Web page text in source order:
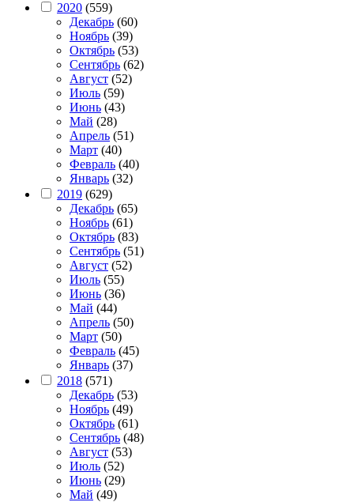
2020 (559)
Декабрь (60)
Ноябрь (39)
Октябрь (53)
Сентябрь (62)
Август (52)
Июль (59)
Июнь (43)
Май (28)
Апрель (51)
Март (40)
Февраль (40)
Январь (32)
2019 (629)
Декабрь (65)
Ноябрь (61)
Октябрь (83)
Сентябрь (51)
Август (52)
Июль (55)
Июнь (36)
Май (44)
Апрель (50)
Март (50)
Февраль (45)
Январь (37)
2018 (571)
Декабрь (53)
Ноябрь (49)
Октябрь (61)
Сентябрь (48)
Август (53)
Июль (52)
Июнь (29)
Май (49)